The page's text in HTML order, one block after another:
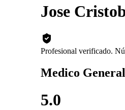
Jose
Profesional verificado.
Medico General
5.0